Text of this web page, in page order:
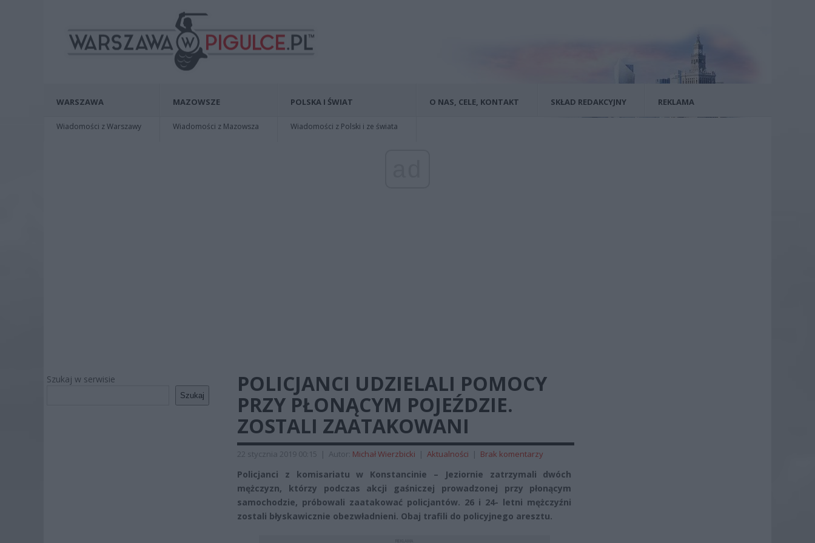
WARSZAWA
Wiadomości z Warszawy
MAZOWSZE
Wiadomości z Mazowsza
POLSKA I ŚWIAT
Wiadomości z Polski i ze świata
O NAS, CELE, KONTAKT SKŁAD REDAKCYJNY REKLAMA
Szukaj w serwisie
Szukaj
POLICJANCI UDZIELALI POMOCY
PRZY PŁONĄCYM POJEŹDZIE.
ZOSTALI ZAATAKOWANI
22 stycznia 2019 00:15 | Autor: Michał Wierzbicki | Aktualności | Brak komentarzy
Policjanci z komisariatu w Konstancinie – Jeziornie zatrzymali dwóch
mężczyzn, którzy podczas akcji gaśniczej prowadzonej przy płonącym
samochodzie, próbowali zaatakować policjantów. 26 i 24- letni mężczyźni
zostali błyskawicznie obezwładnieni. Obaj trafili do policyjnego aresztu.